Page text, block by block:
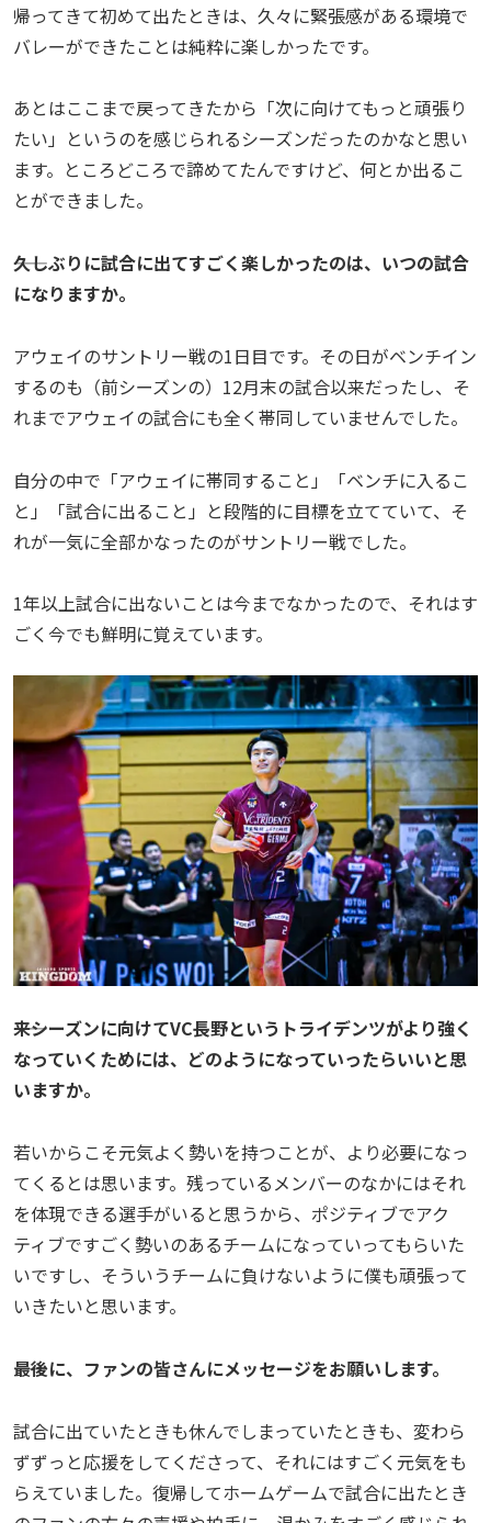
帰ってきて初めて出たときは、久々に緊張感がある環境で
バレーができたことは純粋に楽しかったです。
あとはここまで戻ってきたから「次に向けてもっと頑張り
たい」というのを感じられるシーズンだったのかなと思い
ます。ところどころで諦めてたんですけど、何とか出るこ
とができました。
――久しぶりに試合に出てすごく楽しかったのは、いつの試合
になりますか。
アウェイのサントリー戦の1日目です。その日がベンチイン
するのも（前シーズンの）12月末の試合以来だったし、そ
れまでアウェイの試合にも全く帯同していませんでした。
自分の中で「アウェイに帯同すること」「ベンチに入るこ
と」「試合に出ること」と段階的に目標を立てていて、そ
れが一気に全部かなったのがサントリー戦でした。
1年以上試合に出ないことは今までなかったので、それはす
ごく今でも鮮明に覚えています。
――来シーズンに向けてVC長野というトライデンツがより強く
なっていくためには、どのようになっていったらいいと思
いますか。
若いからこそ元気よく勢いを持つことが、より必要になっ
てくるとは思います。残っているメンバーのなかにはそれ
を体現できる選手がいると思うから、ポジティブでアク
ティブですごく勢いのあるチームになっていってもらいた
いですし、そういうチームに負けないように僕も頑張って
いきたいと思います。
――最後に、ファンの皆さんにメッセージをお願いします。
試合に出ていたときも休んでしまっていたときも、変わら
ずずっと応援をしてくださって、それにはすごく元気をも
らえていました。復帰してホームゲームで試合に出たとき